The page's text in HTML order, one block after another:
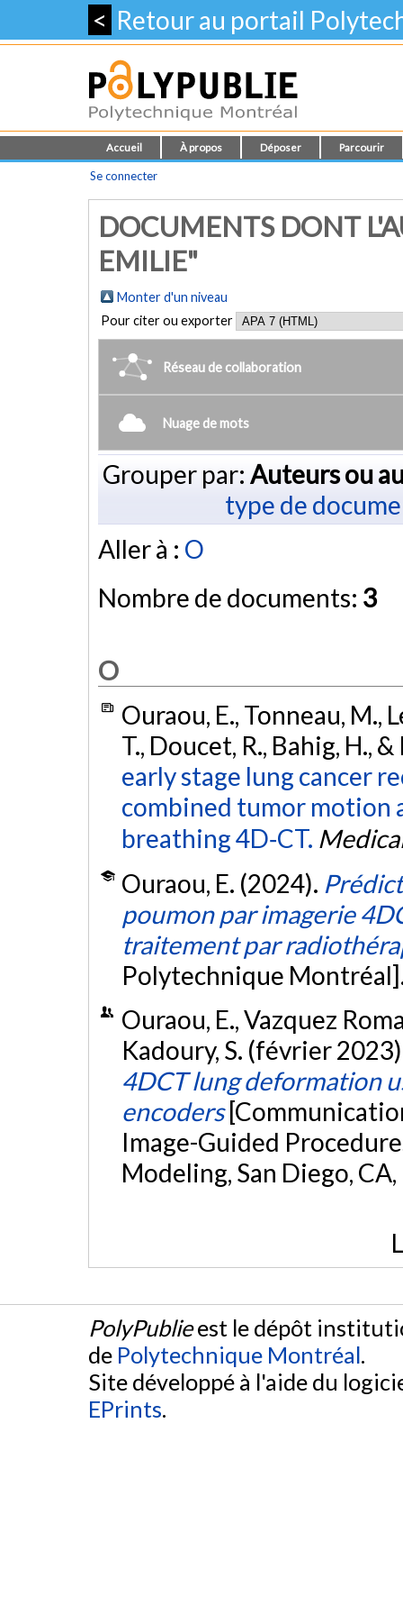
< Retour au portail
Accueil À propos Déposer Parcourir
Se connecter
DOCUMENTS DONT
EMILIE"
Monter d'un niveau
Pour citer ou exporter
Réseau de collaboration
Nuage de mots
Grouper par: Auteurs ou
type de
Aller à : O
Nombre de documents: 3
O
Ouraou, E., Tonneau, M.,
T., Doucet, R., Bahig, H.,
early stage lung cancer
combined tumor motion
breathing 4D‐CT.
Ouraou, E. (2024).
poumon par imagerie
traitement par
Polytechnique
Ouraou, E., Vazquez
Kadoury, S. (février
4DCT lung deformation
encoders
Image-Guided
Modeling, San Diego,
PolyPublieest le dépôt
de Polytechnique Montréal.
Site développé à l'aide du
EPrints.